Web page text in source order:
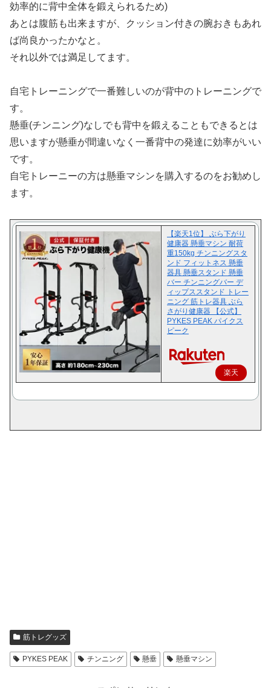
効率的に背中全体を鍛えられるため)
あとは腹筋も出来ますが、クッション付きの腕おきもあれ
ば尚良かったかなと。
それ以外では満足してます。
自宅トレーニングで一番難しいのが背中のトレーニングで
す。
懸垂(チンニング)なしでも背中を鍛えることもできるとは
思いますが懸垂が間違いなく一番背中の発達に効率がいい
です。
自宅トレーニーの方は懸垂マシンを購入するのをお勧めし
ます。
【楽天1位】 ぶら下がり
健康器 懸垂マシン 耐荷
重150kg チンニングスタ
ンド フィットネス 懸垂
器具 懸垂スタンド 懸垂
バー チンニングバー デ
ィップススタンド トレー
ニング 筋トレ器具 ぶら
さがり健康器 【公式】
PYKES PEAK パイクス
ピーク
楽天
筋トレグッズ
PYKES PEAK チンニング 懸垂 懸垂マシン